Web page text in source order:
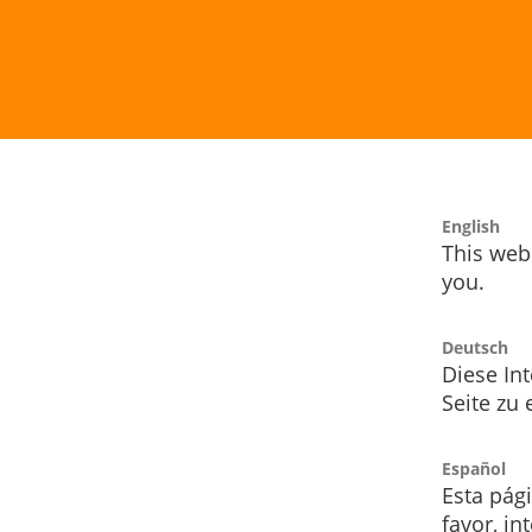
English
This
you.
Deutsch
Diese
Seite zu
Español
Esta
favor,